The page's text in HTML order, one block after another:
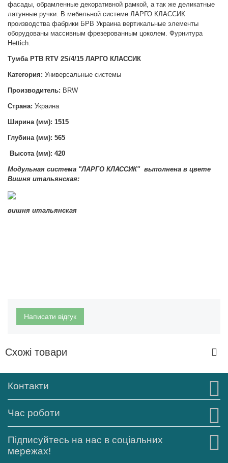
фасады, обрамленные декоративной рамкой, а так же деликатные
латунные ручки. В мебельной системе ЛАРГО КЛАССИК
производства фабрики БРВ Украина вертикальные элементы
оборудованы массивным фрезерованным цоколем. Фурнитура
Hettich.
Тумба РТВ RTV 2S/4/15 ЛАРГО КЛАССИК
Категория: Универсальные системы
Производитель: BRW
Страна: Украина
Ширина (мм): 1515
Глубина (мм): 565
Высота (мм): 420
Модульная система "ЛАРГО КЛАССИК" выполнена в цвете
Вишня итальянская:
вишня итальянская
Написати відгук
Схожі товари
Контакти
Час роботи
Підписуйтесь на нас в соціальних
мережах!